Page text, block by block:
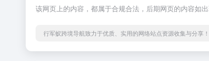
该网页上的内容，都属于合规合法，后期网页的内容如
行军蚁跨境导航致力于优质、实用的网络站点资源收集与分享！